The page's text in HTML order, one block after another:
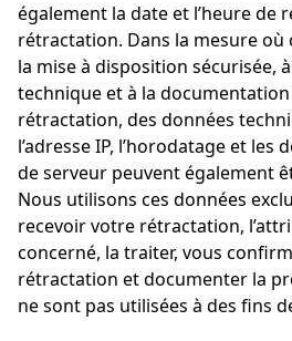
également la date et l’heure de
rétractation. Dans la mesure où
la mise à disposition sécurisée,
technique et à la
rétractation, des données
l’adresse IP, l’horodatage et les
de serveur peuvent également
Nous utilisons ces données
recevoir votre rétractation,
concerné, la traiter, vous
rétractation et documenter la
ne sont pas utilisées à des fins